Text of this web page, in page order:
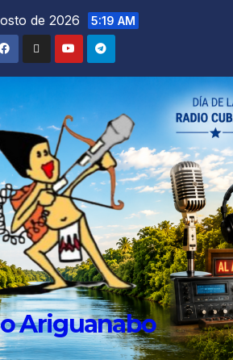
de 2026 5:19 AM
Ariguanabo